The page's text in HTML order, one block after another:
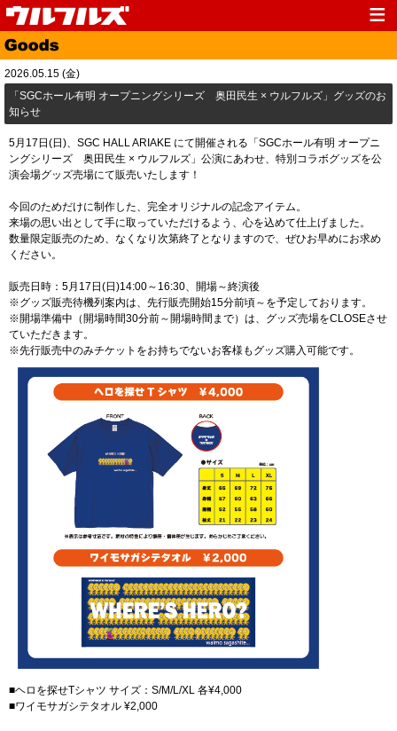
Top
Media Live
Profile
Fanclub Goods
2026.05.15 (金)
「SGCホール有明 オープニングシリーズ 奥田民生 × ウルフルズ」グッズのお
知らせ
5月17日(日)、SGC HALL ARIAKE にて開催される「SGCホール有明 オープニ
ングシリーズ 奥田民生 × ウルフルズ」公演にあわせ、特別コラボグッズを公
演会場グッズ売場にて販売いたします！
今回のためだけに制作した、完全オリジナルの記念アイテム。
来場の思い出として手に取っていただけるよう、心を込めて仕上げました。
数量限定販売のため、なくなり次第終了となりますので、ぜひお早めにお求め
ください。
販売日時：5月17日(日)14:00～16:30、開場～終演後
※グッズ販売待機列案内は、先行販売開始15分前頃～を予定しております。
※開場準備中（開場時間30分前～開場時間まで）は、グッズ売場をCLOSEさせ
ていただきます。
※先行販売中のみチケットをお持ちでないお客様もグッズ購入可能です。
■ヘロを探せTシャツ サイズ：S/M/L/XL 各¥4,000
■ワイモサガシテタオル ¥2,000